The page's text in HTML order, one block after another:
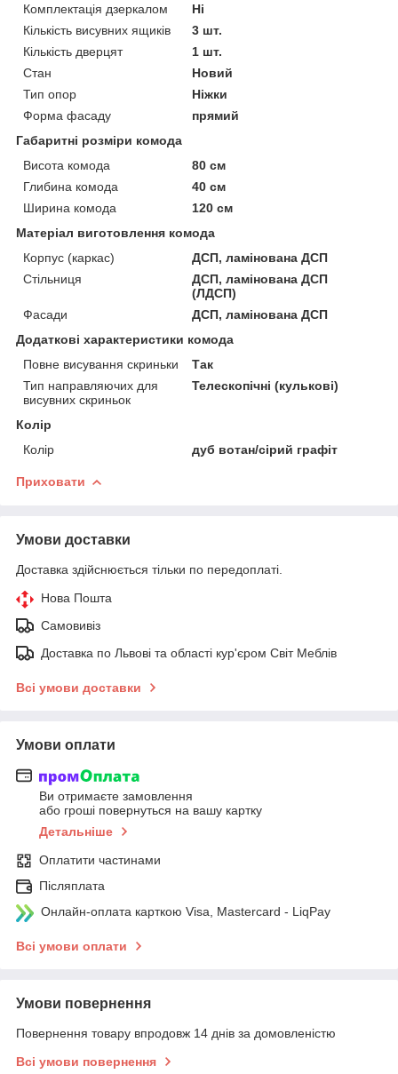
Комплектація дзеркалом
Ні
Кількість висувних ящиків
3 шт.
Кількість дверцят
1 шт.
Стан
Новий
Тип опор
Ніжки
Форма фасаду
прямий
Габаритні розміри комода
Висота комода
80 см
Глибина комода
40 см
Ширина комода
120 см
Матеріал виготовлення комода
Корпус (каркас)
ДСП, ламінована ДСП
Стільниця
ДСП, ламінована ДСП
(ЛДСП)
Фасади
ДСП, ламінована ДСП
Додаткові характеристики комода
Повне висування скриньки
Так
Тип направляючих для
висувних скриньок
Телескопічні (кулькові)
Колір
Колір
дуб вотан/сірий графіт
Приховати
Умови доставки
Доставка здійснюється тільки по передоплаті.
Нова Пошта
Самовивіз
Доставка по Львові та області кур'єром Світ Меблів
Всі умови доставки
Умови оплати
Ви отримаєте замовлення
або гроші повернуться на вашу картку
Детальніше
Оплатити частинами
Післяплата
Онлайн-оплата карткою Visa, Mastercard - LiqPay
Всі умови оплати
Умови повернення
Повернення товару впродовж 14 днів за домовленістю
Всі умови повернення